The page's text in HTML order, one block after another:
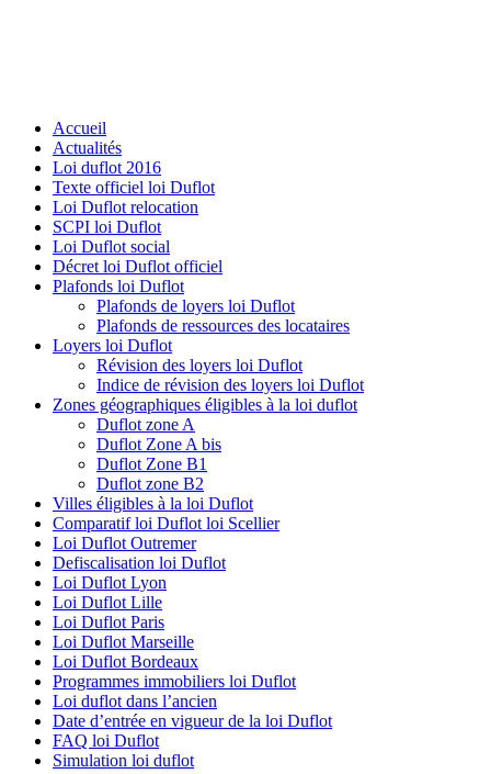
Accueil
Actualités
Loi duflot 2016
Texte officiel loi Duflot
Loi Duflot relocation
SCPI loi Duflot
Loi Duflot social
Décret loi Duflot officiel
Plafonds loi Duflot
Plafonds de loyers loi Duflot
Plafonds de ressources des locataires
Loyers loi Duflot
Révision des loyers loi Duflot
Indice de révision des loyers loi Duflot
Zones géographiques éligibles à la loi duflot
Duflot zone A
Duflot Zone A bis
Duflot Zone B1
Duflot zone B2
Villes éligibles à la loi Duflot
Comparatif loi Duflot loi Scellier
Loi Duflot Outremer
Defiscalisation loi Duflot
Loi Duflot Lyon
Loi Duflot Lille
Loi Duflot Paris
Loi Duflot Marseille
Loi Duflot Bordeaux
Programmes immobiliers loi Duflot
Loi duflot dans l’ancien
Date d’entrée en vigueur de la loi Duflot
FAQ loi Duflot
Simulation loi duflot